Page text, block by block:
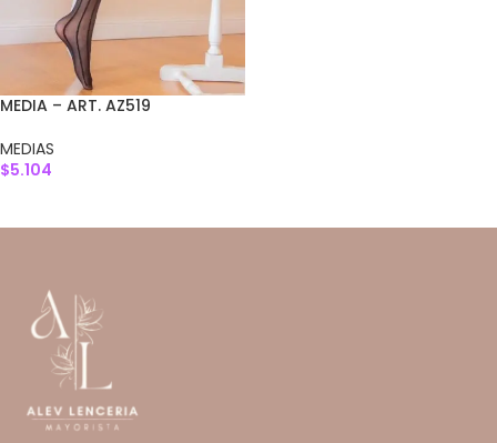
MEDIA – ART. AZ519
MEDIAS
$5.104